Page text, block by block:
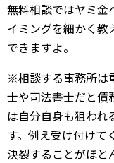
無料相談ではヤミ金
イミングを細かく教
できますよ。
※相談する事務所は
士や司法書士だと債
は自分自身も狙われ
す。例え受け付けて
決裂することがほと